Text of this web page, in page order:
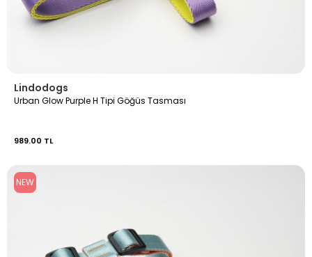
Lindodogs
Urban Glow Purple H Tipi Göğüs Tasması
989.00 TL
NEW